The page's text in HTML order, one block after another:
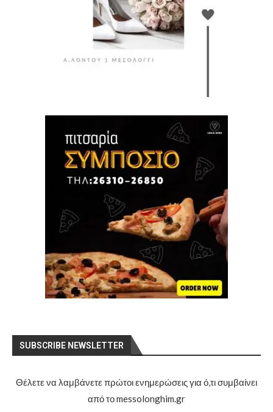
SUBSCRIBE NEWSLETTER
Θέλετε να λαμβάνετε πρώτοι ενημερώσεις για ό,τι συμβαίνει
από το messolonghim.gr